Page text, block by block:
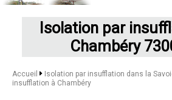
Isolation par
Chambéry
Accueil Isolation par insufflation dans la
insufflation à Chambéry